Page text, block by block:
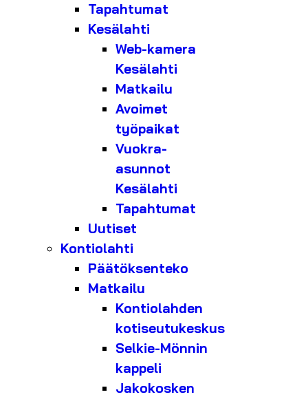
Tapahtumat
Kesälahti
Web-kamera
Kesälahti
Matkailu
Avoimet
työpaikat
Vuokra-
asunnot
Kesälahti
Tapahtumat
Uutiset
Kontiolahti
Päätöksenteko
Matkailu
Kontiolahden
kotiseutukeskus
Selkie-Mönnin
kappeli
Jakokosken